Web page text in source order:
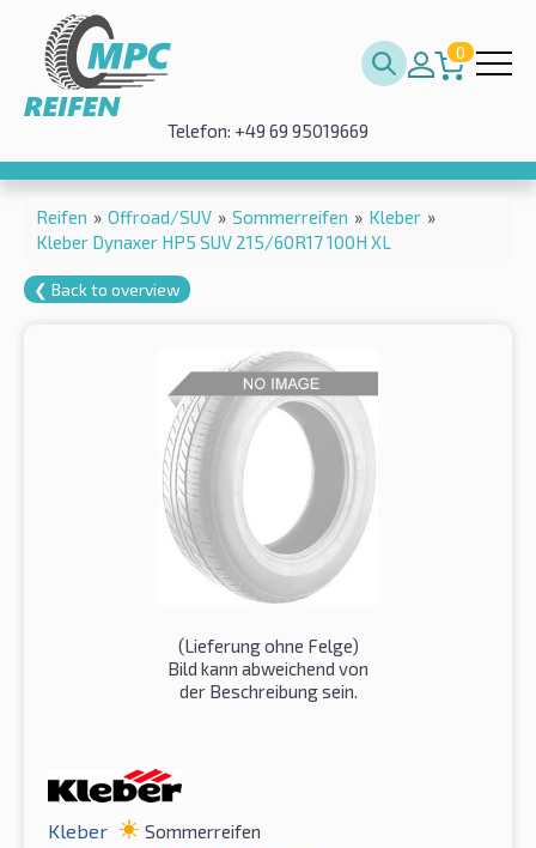
0
Telefon: +49 69 95019669
Reifen » Offroad/SUV » Sommerreifen » Kleber »
Kleber Dynaxer HP5 SUV 215/60R17 100H XL
❮ Back to overview
(Lieferung ohne Felge)
Bild kann abweichend von
der Beschreibung sein.
Kleber Sommerreifen